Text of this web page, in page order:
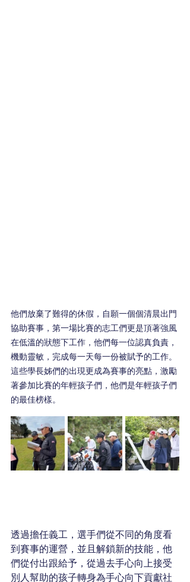
他們放棄了難得的休假，自願一個個清晨出門
協助賽事，第一場比賽的志工們更是頂著強風
在低溫的狀態下工作，他們每一位認真負責，
機動靈敏，完成每一天每一份被賦予的工作。
這些學長姊們的出現更成為賽事的亮點，激勵
著參加比賽的年輕孩子們，他們是年輕孩子們
的最佳榜樣。
透過擔任義工，選手們從不同的角度看
到賽事的運營，並且解鎖新的技能，他
們從付出跟給予，從過去手心向上接受
別人幫助的孩子轉身為手心向下貢獻社